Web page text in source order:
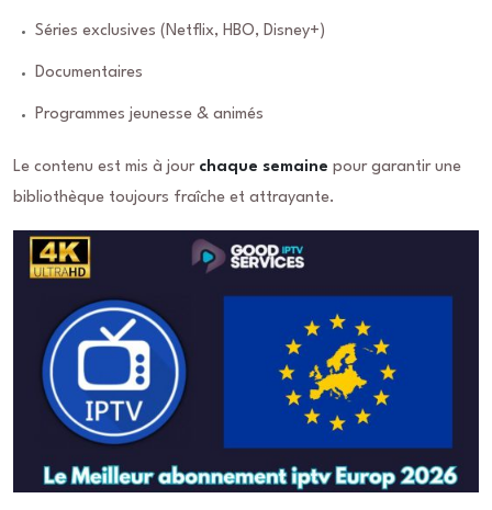
Séries exclusives (Netflix, HBO, Disney+)
Documentaires
Programmes jeunesse & animés
Le contenu est mis à jour chaque semaine pour garantir une
bibliothèque toujours fraîche et attrayante.